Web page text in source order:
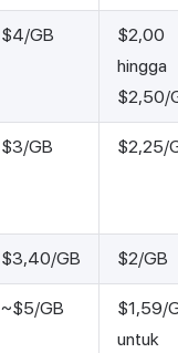
$4/GB
$2,00
hingga
$2,50/
$3/GB $2,25/
$3,40/GB $2/GB
~$5/GB
$1,59/
untuk